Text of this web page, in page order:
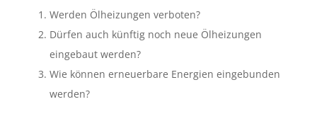
Werden Ölheizungen verboten?
Dürfen auch künftig noch neue Ölheizungen
eingebaut werden?
Wie können erneuerbare Energien eingebunden
werden?